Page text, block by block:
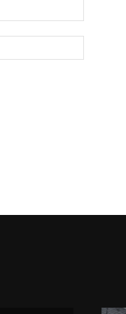
mail:*